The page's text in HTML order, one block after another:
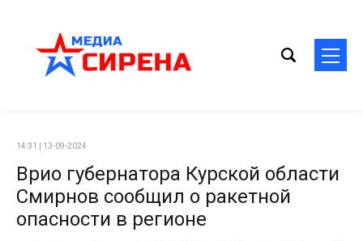
14:31 | 13-09-2024
Врио губернатора Курской области
Смирнов сообщил о ракетной
опасности в регионе